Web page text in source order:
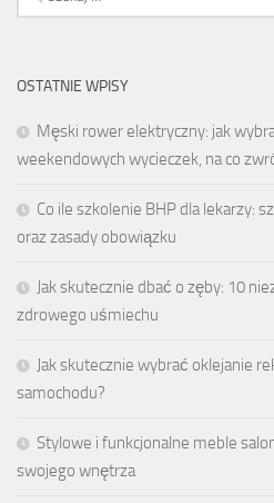
OSTATNIE WPISY
Męski rower elektryczny: jak
weekendowych wycieczek, na co
Co ile szkolenie BHP dla lekarzy:
oraz zasady obowiązku
Jak skutecznie dbać o zęby: 10
zdrowego uśmiechu
Jak skutecznie wybrać oklejanie
samochodu?
Stylowe i funkcjonalne meble
swojego wnętrza